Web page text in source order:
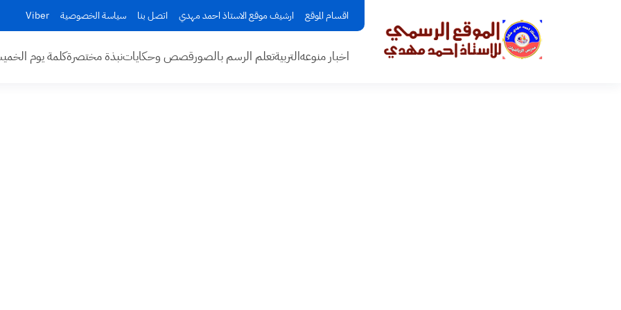
اقسام الموقع ارشيف موقع الاستاذ احمد مهدي اتصل بنا سياسة الخصوصية Viber
اخبار منوعهالتربيةتعلم الرسم بالصورقصص وحكاياتنبذة مختصرةكلمة يوم